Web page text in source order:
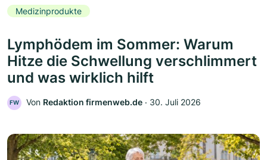
Medizinprodukte
Lymphödem im Sommer: Warum
Hitze die Schwellung verschlimmert
und was wirklich hilft
FW Von Redaktion firmenweb.de ‧ 30. Juli 2026